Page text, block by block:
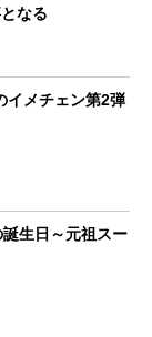
なる
イメチェン第2弾
生日～元祖スー